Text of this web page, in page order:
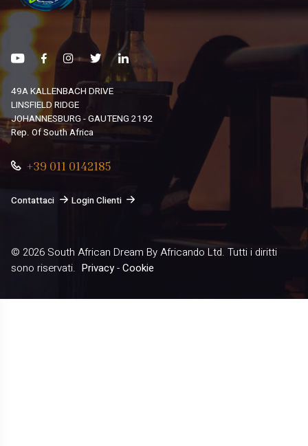
49A KALLENBACH DRIVE
LINSFIELD RIDGE
JOHANNESBURG - GAUTENG 2192
Rep. Of South Africa
+39 011 0142185
Contattaci Login Clienti
© 2026 South African Dream By Africando Ltd. Tutti i diritti
sono riservati. Privacy-Cookie